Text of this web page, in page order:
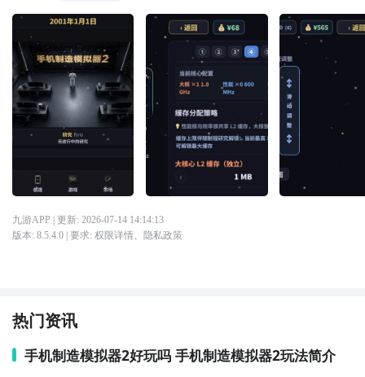
九游APP | 更新: 2026-07-14 14:14:13
版本: 8.5.4.0| 要求: 权限详情、 隐私政策
热门资讯
手机制造模拟器2好玩吗 手机制造模拟器2玩法简介